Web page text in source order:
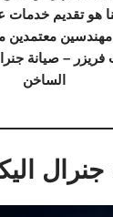
هو تقديم خدمات
معتمدين
فريزر – صيانة
الساخن